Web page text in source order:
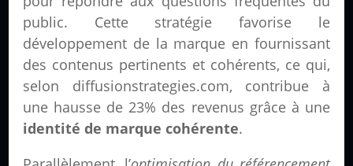
public. Cette stratégie favorise le
développement de la marque en fournissant
des contenus pertinents et cohérents, ce qui,
selon diffusionstrategies.com, contribue à
une hausse de 23% des revenus grâce à une
identité de marque cohérente.